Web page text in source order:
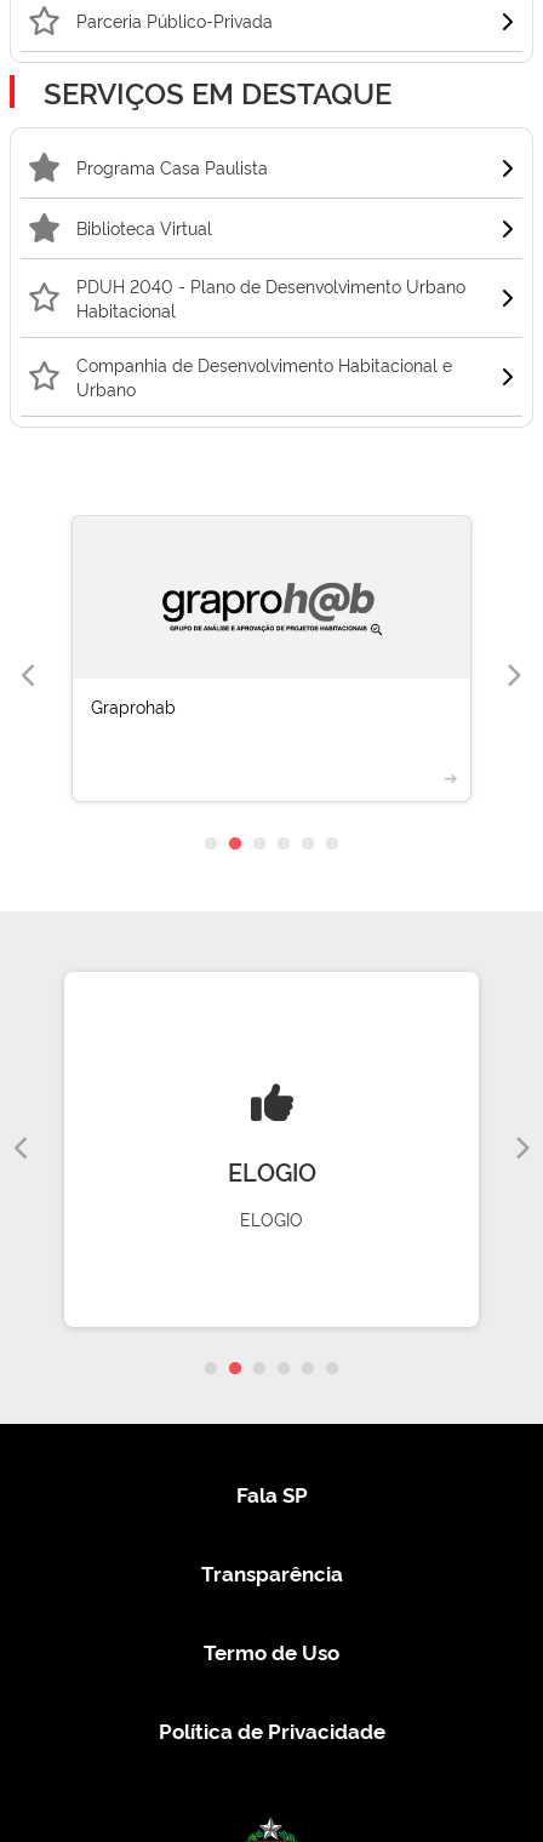
Parceria Público-Privada
SERVIÇOS EM DESTAQUE
Programa Casa Paulista
Biblioteca Virtual
PDUH 2040 - Plano de Desenvolvimento Urbano
Habitacional
Companhia de Desenvolvimento Habitacional e
Urbano
Graprohab
➔
ELOGIO
ELOGIO
Fala SP
Transparência
Termo de Uso
Política de Privacidade